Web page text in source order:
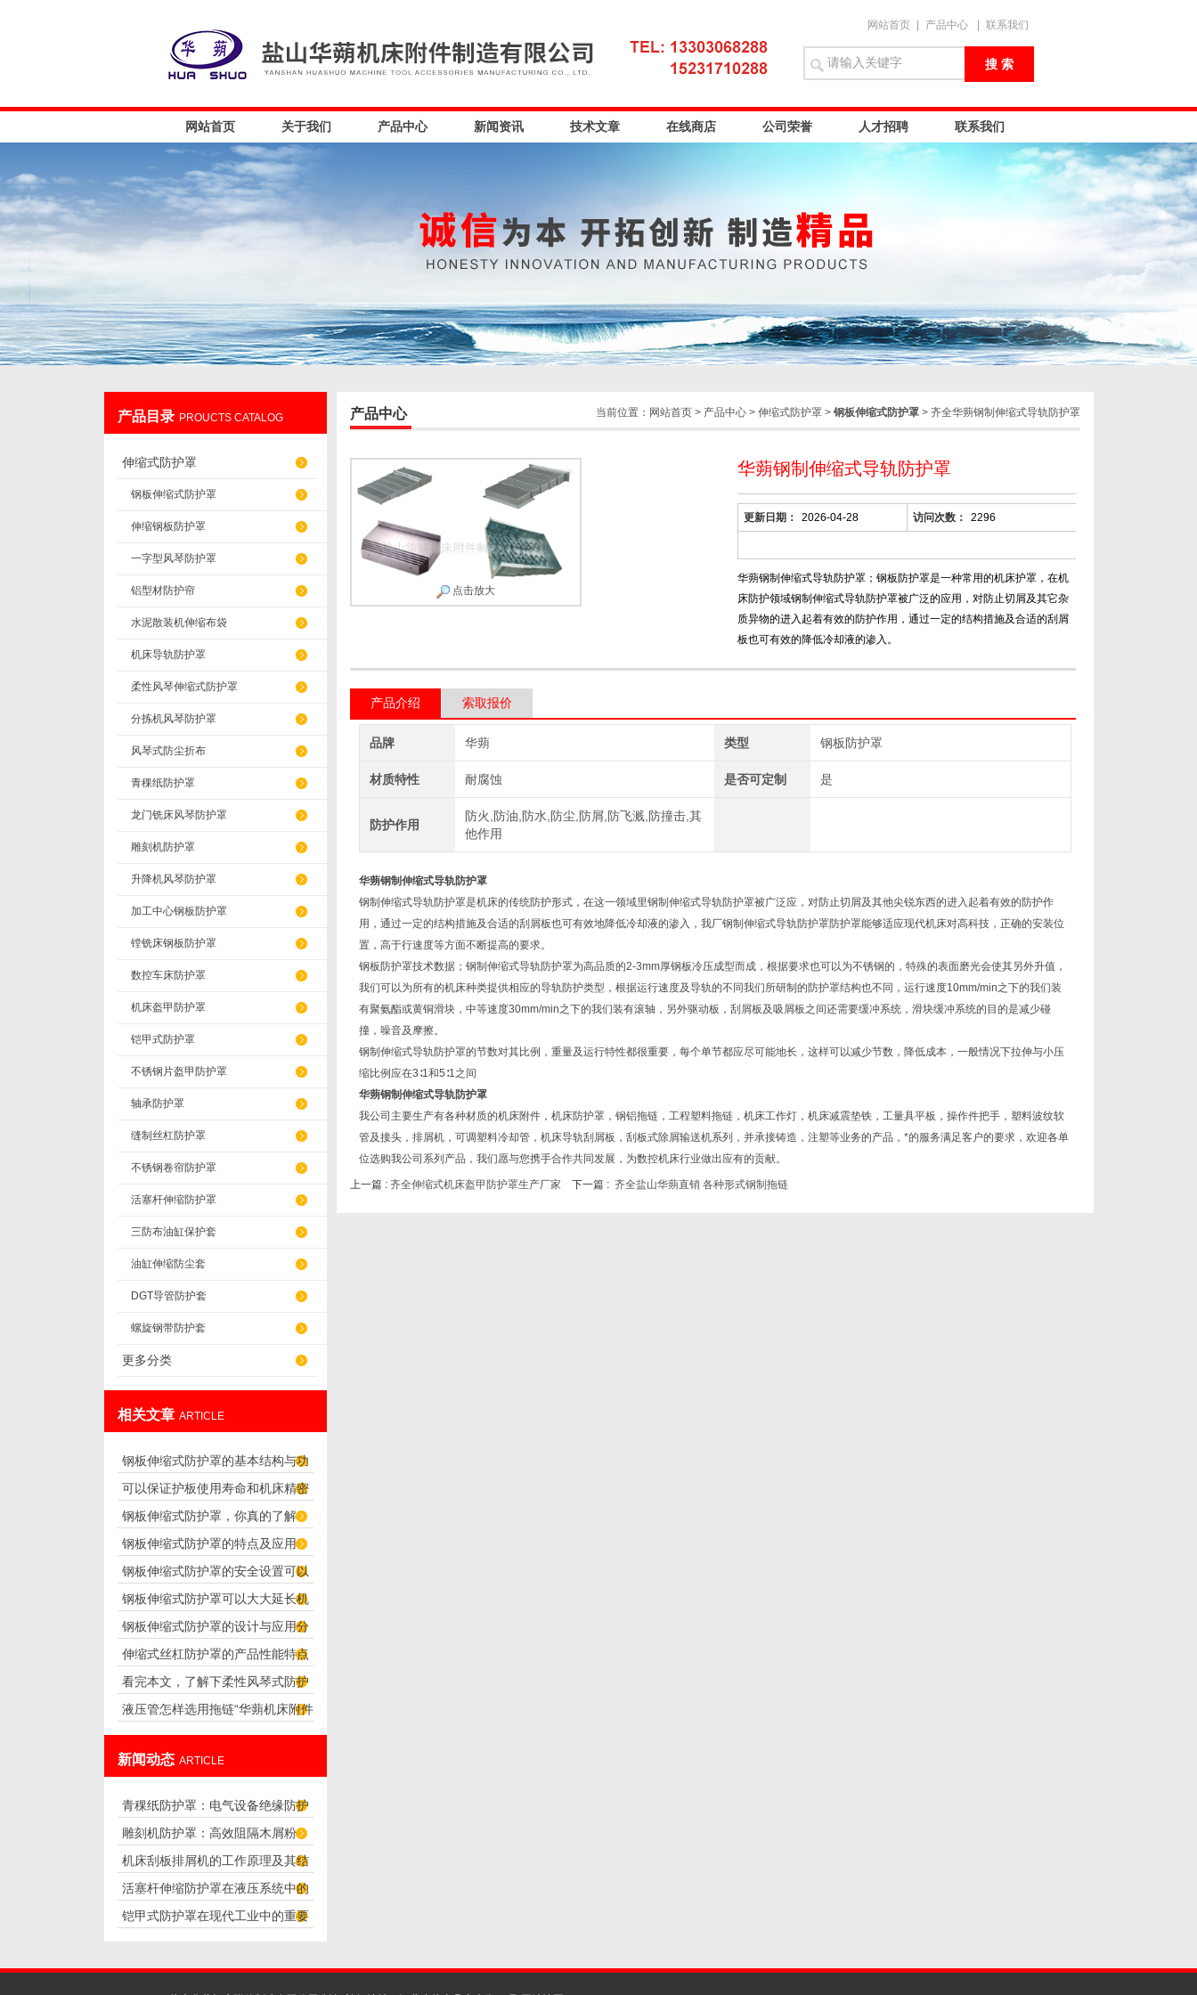
网站首页 产品中心 联系我们
网站首页 关于我们 产品中心 新闻资讯 技术文章 在线商店 公司荣誉 人才招聘 联系我们
产品目录 PROUCTS CATALOG
伸缩式防护罩
钢板伸缩式防护罩
伸缩钢板防护罩
一字型风琴防护罩
铝型材防护帘
水泥散装机伸缩布袋
机床导轨防护罩
柔性风琴伸缩式防护罩
分拣机风琴防护罩
风琴式防尘折布
青稞纸防护罩
龙门铣床风琴防护罩
雕刻机防护罩
升降机风琴防护罩
加工中心钢板防护罩
镗铣床钢板防护罩
数控车床防护罩
机床盔甲防护罩
铠甲式防护罩
不锈钢片盔甲防护罩
轴承防护罩
缝制丝杠防护罩
不锈钢卷帘防护罩
活塞杆伸缩防护罩
三防布油缸保护套
油缸伸缩防尘套
DGT导管防护套
螺旋钢带防护套
更多分类
相关文章 ARTICLE
钢板伸缩式防护罩的基本结构与功
能介绍
可以保证护板使用寿命和机床精密
度的“伸缩式导轨防护罩”
钢板伸缩式防护罩，你真的了解
吗？
钢板伸缩式防护罩的特点及应用
钢板伸缩式防护罩的安全设置可以
怎么样设置？
钢板伸缩式防护罩可以大大延长机
器的使用寿命
钢板伸缩式防护罩的设计与应用分
析
伸缩式丝杠防护罩的产品性能特点
看完本文，了解下柔性风琴式防护
罩的优点
液压管怎样选用拖链“华蒴机床附件”
新闻动态 ARTICLE
青稞纸防护罩：电气设备绝缘防护
专用方案
雕刻机防护罩：高效阻隔木屑粉
尘，守护设备精度与安全
机床刮板排屑机的工作原理及其结
构分析
活塞杆伸缩防护罩在液压系统中的
应用
铠甲式防护罩在现代工业中的重要
当前位置： 网站首页> 产品中心> 伸缩式防护罩> 钢板伸缩式防护罩> 齐全华蒴钢制伸缩式导轨防护罩
产品中心
华蒴钢制伸缩式导轨防护罩
更新日期： 2026-04-28 访问次数： 2296
华蒴钢制伸缩式导轨防护罩；钢板防护罩是一种常用的机床护罩，在机
床防护领域钢制伸缩式导轨防护罩被广泛的应用，对防止切屑及其它杂
质异物的进入起着有效的防护作用，通过一定的结构措施及合适的刮屑
板也可有效的降低冷却液的渗入。
点击放大
产品介绍 索取报价
品牌 华蒴 类型 钢板防护罩
材质特性 耐腐蚀 是否可定制 是
防护作用
防火,防油,防水,防尘,防屑,防飞溅,防撞击,其
他作用
华蒴钢制伸缩式导轨防护罩
钢制伸缩式导轨防护罩是机床的传统防护形式，在这一领域里钢制伸缩式导轨防护罩被广泛应，对防止切屑及其他尖锐东西的进入起着有效的防护作
用，通过一定的结构措施及合适的刮屑板也可有效地降低冷却液的渗入，我厂钢制伸缩式导轨防护罩防护罩能够适应现代机床对高科技，正确的安装位
置，高于行速度等方面不断提高的要求。
钢板防护罩技术数据；钢制伸缩式导轨防护罩为高品质的2-3mm厚钢板冷压成型而成，根据要求也可以为不锈钢的，特殊的表面磨光会使其另外升值，
我们可以为所有的机床种类提供相应的导轨防护类型，根据运行速度及导轨的不同我们所研制的防护罩结构也不同，运行速度10mm/min之下的我们装
有聚氨酯或黄铜滑块，中等速度30mm/min之下的我们装有滚轴，另外驱动板，刮屑板及吸屑板之间还需要缓冲系统，滑块缓冲系统的目的是减少碰
撞，噪音及摩擦。
钢制伸缩式导轨防护罩的节数对其比例，重量及运行特性都很重要，每个单节都应尽可能地长，这样可以减少节数，降低成本，一般情况下拉伸与小压
缩比例应在3∶1和5∶1之间
华蒴钢制伸缩式导轨防护罩
我公司主要生产有各种材质的机床附件，机床防护罩，钢铝拖链，工程塑料拖链，机床工作灯，机床减震垫铁，工量具平板，操作件把手，塑料波纹软
管及接头，排屑机，可调塑料冷却管，机床导轨刮屑板，刮板式除屑输送机系列，并承接铸造，注塑等业务的产品，*的服务满足客户的要求，欢迎各单
位选购我公司系列产品，我们愿与您携手合作共同发展，为数控机床行业做出应有的贡献。
上一篇 : 齐全伸缩式机床盔甲防护罩生产厂家 下一篇 : 齐全盐山华蒴直销 各种形式钢制拖链